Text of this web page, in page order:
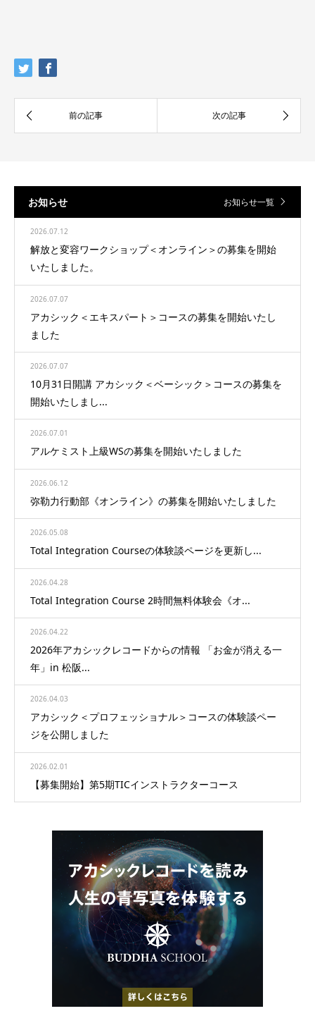
お知らせ お知らせ一覧
2026.07.12
解放と変容ワークショップ＜オンライン＞の募集を開始
いたしました。
2026.07.07
アカシック＜エキスパート＞コースの募集を開始いたし
ました
2026.07.07
10月31日開講 アカシック＜ベーシック＞コースの募集を
開始いたしまし...
2026.07.01
アルケミスト上級WSの募集を開始いたしました
2026.06.12
弥勒力行動部《オンライン》の募集を開始いたしました
2026.05.08
Total Integration Courseの体験談ページを更新し...
2026.04.28
Total Integration Course 2時間無料体験会《オ...
2026.04.22
2026年アカシックレコードからの情報 「お金が消える一
年」in 松阪...
2026.04.03
アカシック＜プロフェッショナル＞コースの体験談ペー
ジを公開しました
2026.02.01
【募集開始】第5期TICインストラクターコース